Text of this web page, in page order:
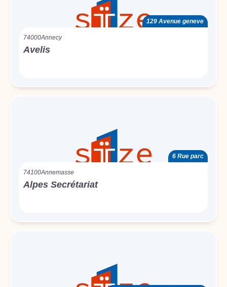
129 Avenue geneve
74000Annecy
Avelis
6 Rue parc
74100Annemasse
Alpes Secrétariat